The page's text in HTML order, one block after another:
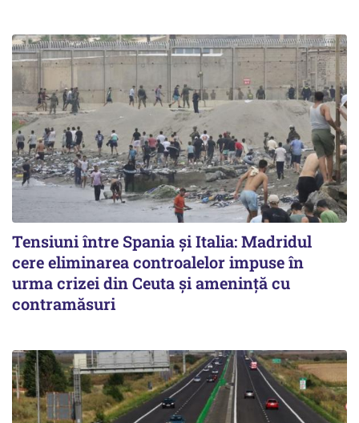
Tensiuni între Spania și Italia: Madridul
cere eliminarea controalelor impuse în
urma crizei din Ceuta și amenință cu
contramăsuri